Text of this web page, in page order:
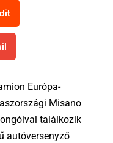
Európa-
Misano
találkozik
autóversenyző